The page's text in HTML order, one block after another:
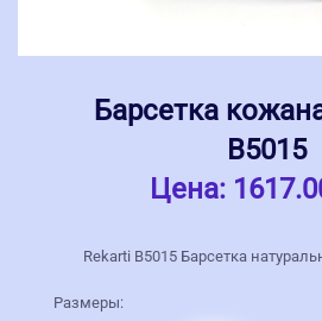
Барсетка
В5015
Цена:
Rekarti В5015 Барсетка
Размеры: